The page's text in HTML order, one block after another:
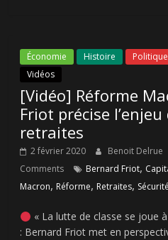
Économie Histoire Politique
Vidéos
[Vidéo] Réforme
Friot précise
retraites
2 février 2020 Benoit Delrue
Comments
Bernard Friot,
Macron, Réforme, Retraites,
« La lutte de classe se joue
: Bernard Friot met en